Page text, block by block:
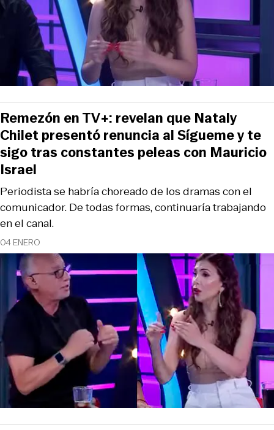
04 ENERO
Periodista se habría choreado de los dramas con el
comunicador. De todas formas, continuaría trabajando
en el canal.
Remezón en TV+: revelan que Nataly
Chilet presentó renuncia al Sígueme y te
sigo tras constantes peleas con Mauricio
Israel